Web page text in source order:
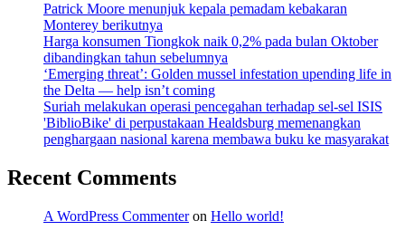
Patrick Moore menunjuk kepala pemadam kebakaran
Monterey berikutnya
Harga konsumen Tiongkok naik 0,2% pada bulan Oktober
dibandingkan tahun sebelumnya
‘Emerging threat’: Golden mussel infestation upending life in
the Delta — help isn’t coming
Suriah melakukan operasi pencegahan terhadap sel-sel ISIS
'BiblioBike' di perpustakaan Healdsburg memenangkan
penghargaan nasional karena membawa buku ke masyarakat
Recent Comments
A WordPress Commenteron Hello world!